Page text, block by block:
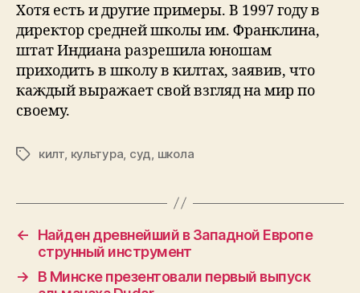
Хотя есть и другие примеры. В 1997 году в
директор средней школы им. Франклина,
штат Индиана разрешила юношам
приходить в школу в килтах, заявив, что
каждый выражает свой взгляд на мир по
своему.
Tagsкилт культура суд школа
←
Найден древнейший в Западной Европе
струнный инструмент
→
В Минске презентовали первый выпуск